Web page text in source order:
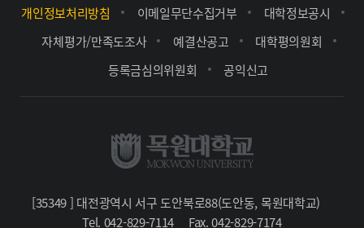
개인정보처리방침 이메일무단수집거부
대학정보공시
자체평가/만족도조사
예결산공고
대학평의원회
등록금심의위원회
공익신고
[35349 ] 대전광역시 서구 도안북로88(도안동, 목원대학교)
Tel. 042-829-7114
Fax. 042-829-7174